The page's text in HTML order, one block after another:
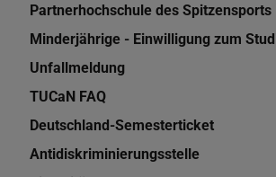
Partnerhochschule des Spitzensports
Minderjährige - Einwilligung zum
Unfallmeldung
TUCaN FAQ
Deutschland-Semesterticket
Antidiskriminierungsstelle